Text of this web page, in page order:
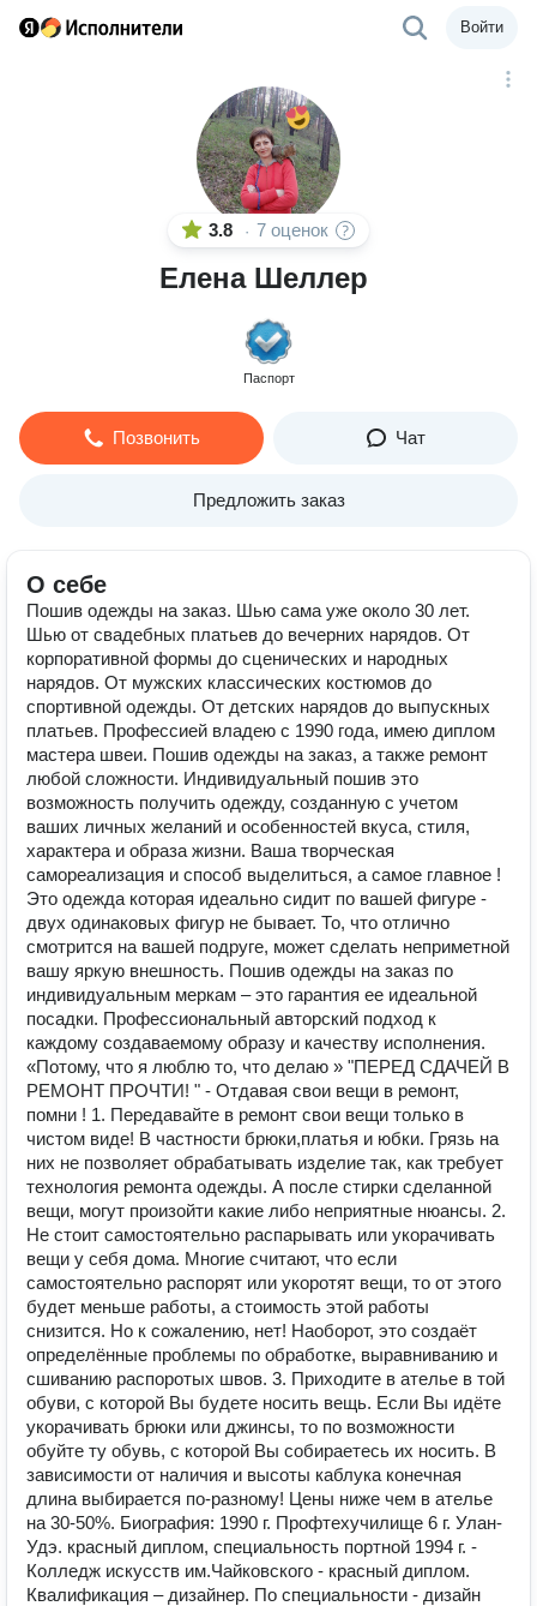
Войти
3.8 · 7 оценок
Елена Шеллер
Паспорт
Позвонить Чат
Предложить заказ
О себе
Пошив одежды на заказ. Шью сама уже около 30 лет.
Шью от свадебных платьев до вечерних нарядов. От
корпоративной формы до сценических и народных
нарядов. От мужских классических костюмов до
спортивной одежды. От детских нарядов до выпускных
платьев. Профессией владею с 1990 года, имею диплом
мастера швеи. Пошив одежды на заказ, а также ремонт
любой сложности. Индивидуальный пошив это
возможность получить одежду, созданную с учетом
ваших личных желаний и особенностей вкуса, стиля,
характера и образа жизни. Ваша творческая
самореализация и способ выделиться, а самое главное !
Это одежда которая идеально сидит по вашей фигуре -
двух одинаковых фигур не бывает. То, что отлично
смотрится на вашей подруге, может сделать неприметной
вашу яркую внешность. Пошив одежды на заказ по
индивидуальным меркам – это гарантия ее идеальной
посадки. Профессиональный авторский подход к
каждому создаваемому образу и качеству исполнения.
«Потому, что я люблю то, что делаю » "ПЕРЕД СДАЧЕЙ В
РЕМОНТ ПРОЧТИ! " - Отдавая свои вещи в ремонт,
помни ! 1. Передавайте в ремонт свои вещи только в
чистом виде! В частности брюки,платья и юбки. Грязь на
них не позволяет обрабатывать изделие так, как требует
технология ремонта одежды. А после стирки сделанной
вещи, могут произойти какие либо неприятные нюансы. 2.
Не стоит самостоятельно распарывать или укорачивать
вещи у себя дома. Многие считают, что если
самостоятельно распорят или укоротят вещи, то от этого
будет меньше работы, а стоимость этой работы
снизится. Но к сожалению, нет! Наоборот, это создаёт
определённые проблемы по обработке, выравниванию и
сшиванию распоротых швов. 3. Приходите в ателье в той
обуви, с которой Вы будете носить вещь. Если Вы идёте
укорачивать брюки или джинсы, то по возможности
обуйте ту обувь, с которой Вы собираетесь их носить. В
зависимости от наличия и высоты каблука конечная
длина выбирается по-разному! Цены ниже чем в ателье
на 30-50%. Биография: 1990 г. Профтехучилище 6 г. Улан-
Удэ. красный диплом, специальность портной 1994 г. -
Колледж искусств им.Чайковского - красный диплом.
Квалификация – дизайнер. По специальности - дизайн